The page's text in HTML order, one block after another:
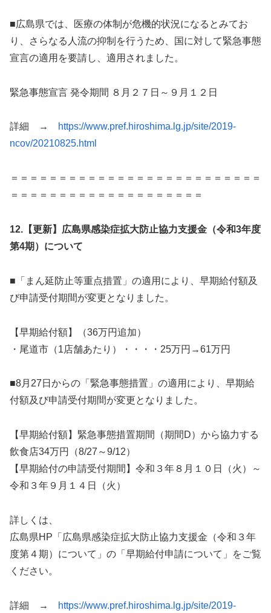
■広島県では、医療の体制が危機的状況になるとみてお
り、さらなる人流の抑制を行うため、国に対して緊急事態
宣言の適用を要請し、適用されました。
緊急事態宣言 発令期間 ８月２７日～９月１２日
詳細 →
https://www.pref.hiroshima.lg.jp/site/2019-
ncov/20210825.html
＝＝＝＝＝＝＝＝＝＝＝＝＝＝＝＝＝＝＝＝＝＝＝＝＝＝
＝＝＝＝＝＝＝＝＝＝＝＝＝＝＝＝＝＝＝＝
12. 【更新】広島県感染症拡大防止協力支援金（令和3年度
第4期）について
■「まん延防止等重点措置」の適用により、早期給付額及
び申請受付期間が変更となりました。
【早期給付額】（36万円追加）
・尾道市（1店舗あたり）・・・・25万円→61万円
■8月27日からの「緊急事態措置」の適用により、早期給
付額及び申請受付期間が変更となりました。
【早期給付額】緊急事態措置期間（期間D）から協力する
飲食店34万円（8/27～9/12）
【早期給付の申請受付期間】令和３年８月１０日（火）～
令和３年９月１４日（火）
詳しくは、
広島県HP「広島県感染症拡大防止協力支援金（令和３年
度第４期）について」の「早期給付申請について」をご覧
ください。
詳細 →
https://www.pref.hiroshima.lg.jp/site/2019-